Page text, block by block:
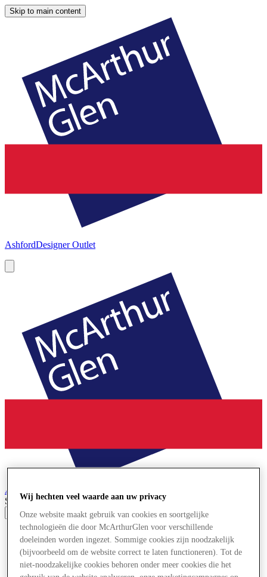
Skip to main content
AshfordDesigner Outlet
Ashford
Search input
Winkels
Aanbiedingen
Plan je bezoek
Wat is er aan
Wij hechten veel waarde aan uw privacy
Onze website maakt gebruik van cookies en soortgelijke
technologieën die door McArthurGlen voor verschillende
doeleinden worden ingezet. Sommige cookies zijn noodzakelijk
(bijvoorbeeld om de website correct te laten functioneren). Tot de
niet-noodzakelijke cookies behoren onder meer cookies die het